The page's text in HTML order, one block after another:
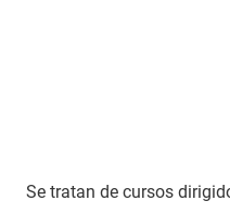
Se tratan de cursos